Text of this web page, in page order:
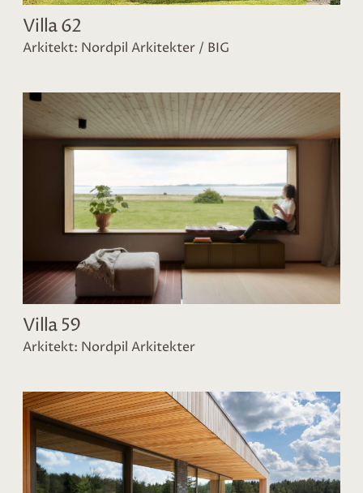
Villa 62
Arkitekt: Nordpil Arkitekter / BIG
Villa 59
Arkitekt: Nordpil Arkitekter